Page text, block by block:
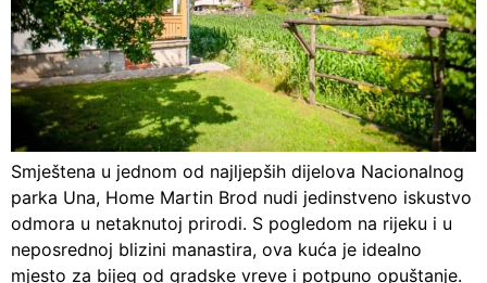
Smještena u jednom od najljepših dijelova Nacionalnog
parka Una, Home Martin Brod nudi jedinstveno iskustvo
odmora u netaknutoj prirodi. S pogledom na rijeku i u
neposrednoj blizini manastira, ova kuća je idealno
mjesto za bijeg od gradske vreve i potpuno opuštanje.